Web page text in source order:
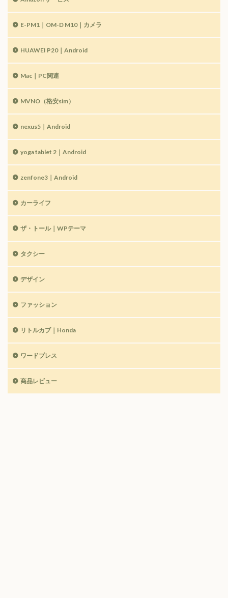
E-PM1｜OM-D M10｜カメラ
HUAWEI P20｜Android
Mac｜PC関連
MVNO（格安sim）
nexus5｜Android
yoga tablet 2｜Android
zenfone3｜Android
カーライフ
ザ・トール｜WPテーマ
タクシー
デザイン
ファッション
リトルカブ｜Honda
ワードプレス
商品レビュー